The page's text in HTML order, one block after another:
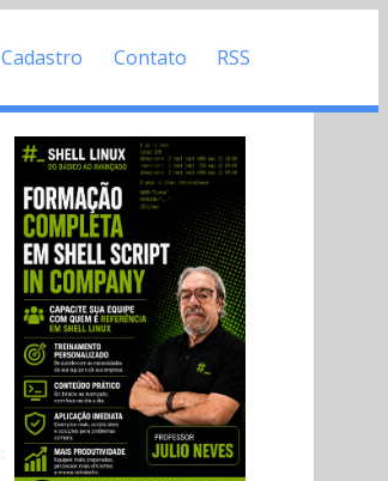
Cadastro Contato RSS